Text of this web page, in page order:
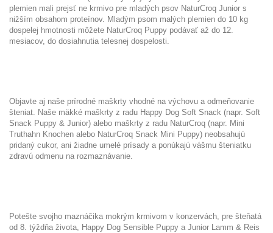
plemien mali prejsť ne krmivo pre mladých psov NaturCroq Junior s
nižším obsahom proteínov. Mladým psom malých plemien do 10 kg
dospelej hmotnosti môžete NaturCroq Puppy podávať až do 12.
mesiacov, do dosiahnutia telesnej dospelosti.
Objavte aj naše prírodné maškrty vhodné na výchovu a odmeňovanie
šteniat. Naše mäkké maškrty z radu Happy Dog Soft Snack (napr. Soft
Snack Puppy & Junior) alebo maškrty z radu NaturCroq (napr. Mini
Truthahn Knochen alebo NaturCroq Snack Mini Puppy) neobsahujú
pridaný cukor, ani žiadne umelé prísady a ponúkajú vášmu šteniatku
zdravú odmenu na rozmaznávanie.
Potešte svojho maznáčika mokrým krmivom v konzervách, pre šteňatá
od 8. týždňa života, Happy Dog Sensible Puppy a Junior Lamm & Reis